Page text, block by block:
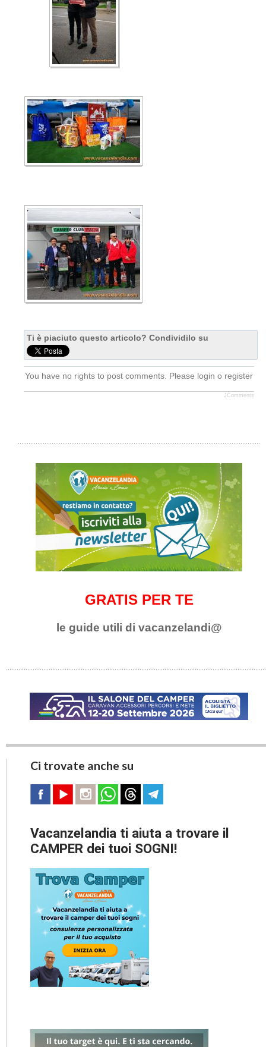
Ti è piaciuto questo articolo? Condividilo su
You have no rights to post comments. Please login o register
JComments
GRATIS PER TE
le guide utili di vacanzelandi@
Ci trovate anche su
Vacanzelandia ti aiuta a trovare il
CAMPER dei tuoi SOGNI!